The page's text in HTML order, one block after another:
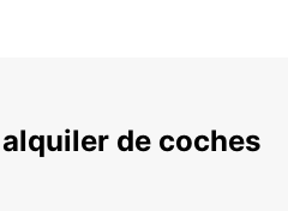
de coches